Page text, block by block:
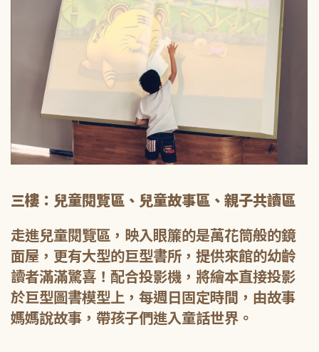
三樓：兒童閱覽區、兒童故事區、親子共讀區
走進兒童閱覽區，映入眼簾的是萬花筒般的鏡
面屋，更有大型的巨型書所，提供來館的幼齡
讀者滿滿驚喜！配合投影機，將繪本直接投影
於巨型圖書模型上，每週日固定時間，由故事
媽媽說故事，帶孩子們進入童話世界。